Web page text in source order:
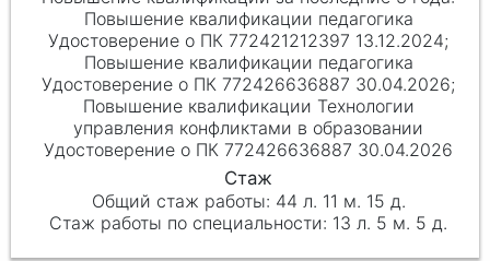
Повышение квалификации педагогика
Удостоверение о ПК 772421212397 13.12.2024;
Повышение квалификации педагогика
Удостоверение о ПК 772426636887 30.04.2026;
Повышение квалификации Технологии
управления конфликтами в образовании
Удостоверение о ПК 772426636887 30.04.2026
44 л. 11 м. 15 д.
13 л. 5 м. 5 д.